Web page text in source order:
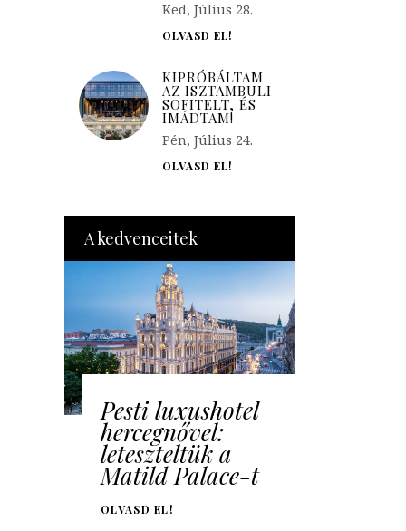
Ked, Július 28.
OLVASD EL!
KIPRÓBÁLTAM
AZ ISZTAMBULI
SOFITELT, ÉS
IMÁDTAM!
Pén, Július 24.
OLVASD EL!
A kedvenceitek
Pesti luxushotel
hercegnővel:
leteszteltük a
Matild Palace-t
OLVASD EL!